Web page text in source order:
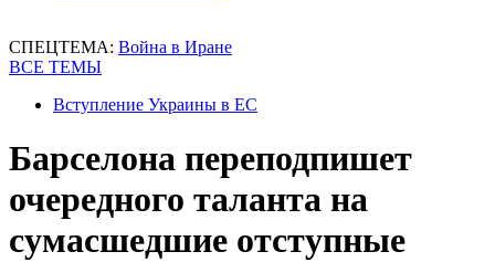
СПЕЦТЕМА: Война в Иране
ВСЕ ТЕМЫ
Вступление Украины в ЕС
Барселона переподпишет
очередного таланта на
сумасшедшие отступные